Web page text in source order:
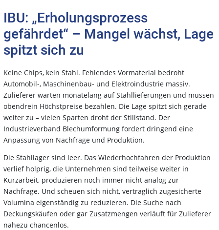
IBU: „Erholungsprozess
gefährdet“ – Mangel wächst, Lage
spitzt sich zu
Keine Chips, kein Stahl. Fehlendes Vormaterial bedroht
Automobil-, Maschinenbau- und Elektroindustrie massiv.
Zulieferer warten monatelang auf Stahllieferungen und müssen
obendrein Höchstpreise bezahlen. Die Lage spitzt sich gerade
weiter zu – vielen Sparten droht der Stillstand. Der
Industrieverband Blechumformung fordert dringend eine
Anpassung von Nachfrage und Produktion.
Die Stahllager sind leer. Das Wiederhochfahren der Produktion
verlief holprig, die Unternehmen sind teilweise weiter in
Kurzarbeit, produzieren noch immer nicht analog zur
Nachfrage. Und scheuen sich nicht, vertraglich zugesicherte
Volumina eigenständig zu reduzieren. Die Suche nach
Deckungskäufen oder gar Zusatzmengen verläuft für Zulieferer
nahezu chancenlos.